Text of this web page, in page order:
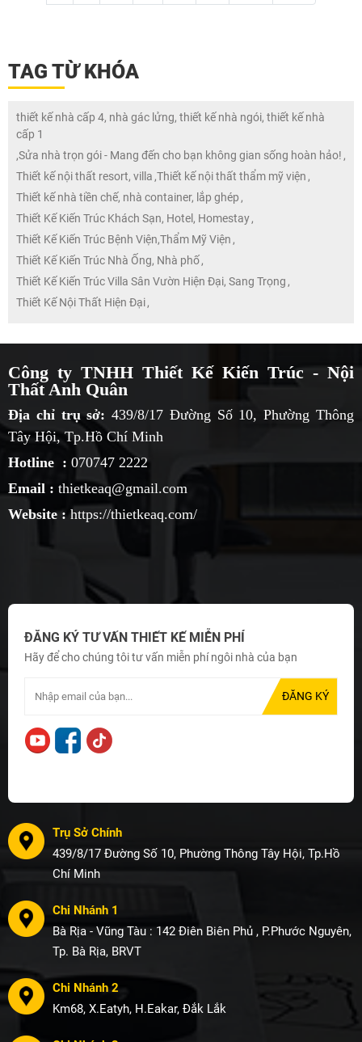
TAG TỪ KHÓA
thiết kế nhà cấp 4, nhà gác lửng, thiết kế nhà ngói, thiết kế nhà
cấp 1
,Sửa nhà trọn gói - Mang đến cho bạn không gian sống hoàn hảo! ,
Thiết kế nội thất resort, villa ,Thiết kế nội thất thẩm mỹ viện ,
Thiết kế nhà tiền chế, nhà container, lắp ghép ,
Thiết Kế Kiến Trúc Khách Sạn, Hotel, Homestay,
Thiết Kế Kiến Trúc Bệnh Viện,Thẩm Mỹ Viện ,
Thiết Kế Kiến Trúc Nhà Ống, Nhà phố,
Thiết Kế Kiến Trúc Villa Sân Vườn Hiện Đại, Sang Trọng ,
Thiết Kế Nội Thất Hiện Đại,
Công ty TNHH Thiết Kế Kiến Trúc - Nội
Thất Anh Quân
Địa chỉ trụ sở: 439/8/17 Đường Số 10, Phường Thông
Tây Hội, Tp.Hồ Chí Minh
Hotline : 070747 2222
Email : thietkeaq@gmail.com
Website :https://thietkeaq.com/
ĐĂNG KÝ TƯ VẤN THIẾT KẾ MIỄN PHÍ
Hãy để cho chúng tôi tư vấn miễn phí ngôi nhà của bạn
Trụ Sở Chính
439/8/17 Đường Số 10, Phường Thông Tây Hội, Tp.Hồ
Chí Minh
Chi Nhánh 1
Bà Rịa - Vũng Tàu : 142 Điên Biên Phủ , P.Phước Nguyên,
Tp. Bà Rịa, BRVT
Chi Nhánh 2
Km68, X.Eatyh, H.Eakar, Đắk Lắk